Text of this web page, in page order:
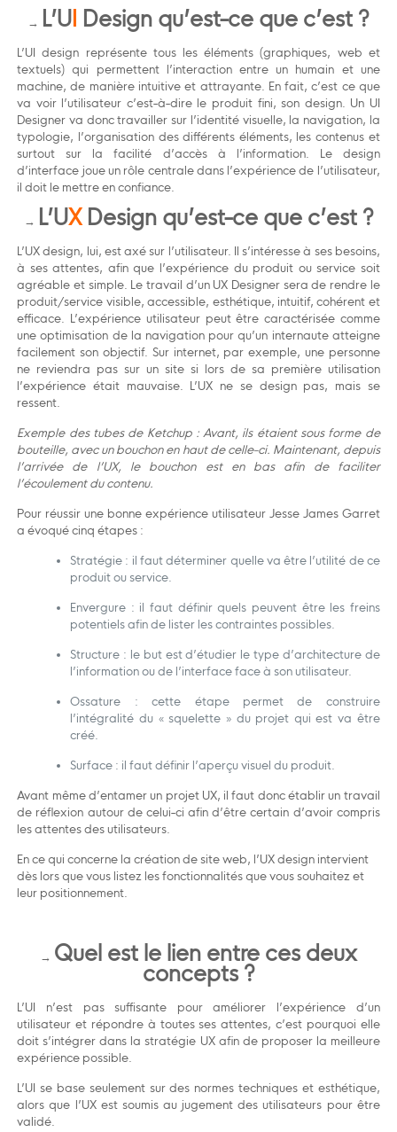
→ L’U Design qu’est-ce que c’est ?
L’UI design représente tous les éléments (graphiques, web et
textuels) qui permettent l’interaction entre un humain et une
machine, de manière intuitive et attrayante. En fait, c’est ce que
va voir l’utilisateur c’est-à-dire le produit fini, son design. Un UI
Designer va donc travailler sur l’identité visuelle, la navigation, la
typologie, l’organisation des différents éléments, les contenus et
surtout sur la facilité d’accès à l’information. Le design
d’interface joue un rôle centrale dans l’expérience de l’utilisateur,
il doit le mettre en confiance.
→ L’UXDesign qu’est-ce que c’est ?
L’UX design, lui, est axé sur l’utilisateur. Il s’intéresse à ses besoins,
à ses attentes, afin que l’expérience du produit ou service soit
agréable et simple. Le travail d’un UX Designer sera de rendre le
produit/service visible, accessible, esthétique, intuitif, cohérent et
efficace. L’expérience utilisateur peut être caractérisée comme
une optimisation de la navigation pour qu’un internaute atteigne
facilement son objectif. Sur internet, par exemple, une personne
ne reviendra pas sur un site si lors de sa première utilisation
l’expérience était mauvaise. L’UX ne se design pas, mais se
ressent.
Exemple des tubes de Ketchup : Avant, ils étaient sous forme de
bouteille, avec un bouchon en haut de celle-ci. Maintenant, depuis
l’arrivée de l’UX, le bouchon est en bas afin de faciliter
l’écoulement du contenu.
Pour réussir une bonne expérience utilisateur Jesse James Garret
a évoqué cinq étapes :
Stratégie : il faut déterminer quelle va être l’utilité de ce
produit ou service.
Envergure : il faut définir quels peuvent être les freins
potentiels afin de lister les contraintes possibles.
Structure : le but est d’étudier le type d’architecture de
l’information ou de l’interface face à son utilisateur.
Ossature : cette étape permet de construire
l’intégralité du « squelette » du projet qui est va être
créé.
Surface : il faut définir l’aperçu visuel du produit.
Avant même d’entamer un projet UX, il faut donc établir un travail
de réflexion autour de celui-ci afin d’être certain d’avoir compris
les attentes des utilisateurs.
En ce qui concerne la création de site web, l’UX design intervient
dès lors que vous listez les fonctionnalités que vous souhaitez et
leur positionnement.
→ Quel est le lien entre ces deux
concepts?
L’UI n’est pas suffisante pour améliorer l’expérience d’un
utilisateur et répondre à toutes ses attentes, c’est pourquoi elle
doit s’intégrer dans la stratégie UX afin de proposer la meilleure
expérience possible.
L’UI se base seulement sur des normes techniques et esthétique,
alors que l’UX est soumis au jugement des utilisateurs pour être
validé.